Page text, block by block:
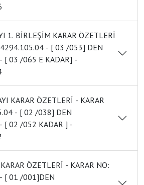
1. BİRLEŞİM KARAR ÖZETLERİ
03 /065 E KADAR] -
ÖZETLERİ - KARAR
- [ 02 /038] DEN
02 /052 KADAR ] -
- KARAR NO:
[ 01 /001]DEN